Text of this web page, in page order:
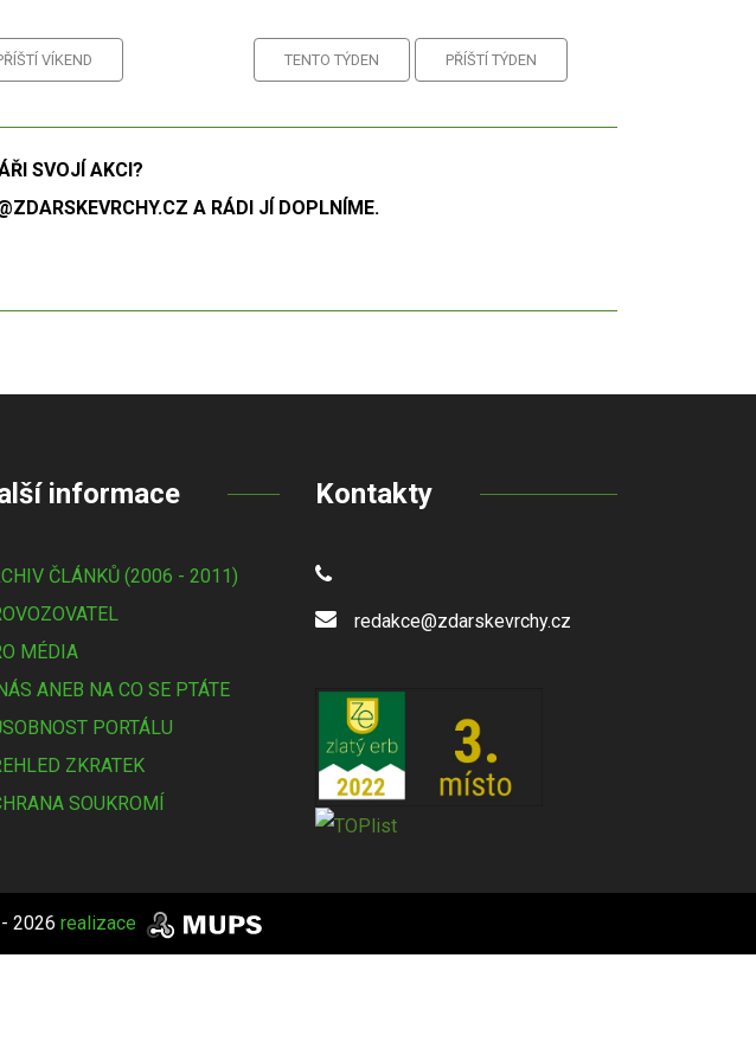
VÍKEND TENTO TÝDEN PŘÍŠTÍ TÝDEN
SVOJÍ AKCI?
A RÁDI JÍ DOPLNÍME.
informace
ČLÁNKŮ (2006 - 2011)
MÉDIA
ANEB NA CO SE PTÁTE
PORTÁLU
ZKRATEK
SOUKROMÍ
Kontakty
redakce@zdarskevrchy.cz
2026 realizace